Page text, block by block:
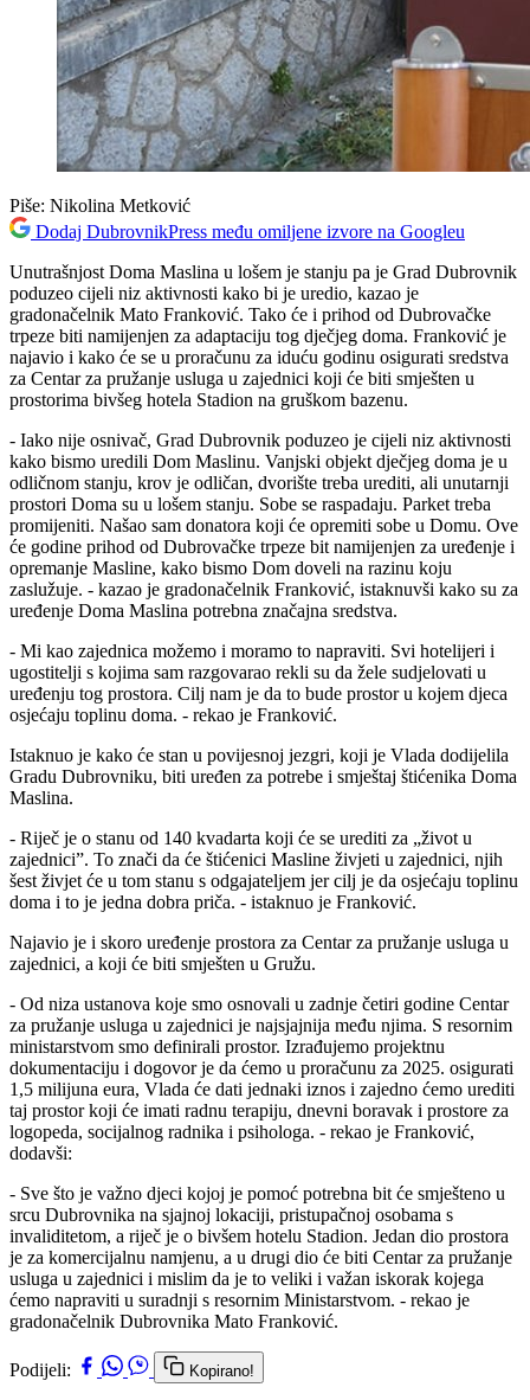
Piše: Nikolina Metković
Dodaj DubrovnikPress među omiljene izvore na Googleu
Unutrašnjost Doma Maslina u lošem je stanju pa je Grad Dubrovnik
poduzeo cijeli niz aktivnosti kako bi je uredio, kazao je
gradonačelnik Mato Franković. Tako će i prihod od Dubrovačke
trpeze biti namijenjen za adaptaciju tog dječjeg doma. Franković je
najavio i kako će se u proračunu za iduću godinu osigurati sredstva
za Centar za pružanje usluga u zajednici koji će biti smješten u
prostorima bivšeg hotela Stadion na gruškom bazenu.
- Iako nije osnivač, Grad Dubrovnik poduzeo je cijeli niz aktivnosti
kako bismo uredili Dom Maslinu. Vanjski objekt dječjeg doma je u
odličnom stanju, krov je odličan, dvorište treba urediti, ali unutarnji
prostori Doma su u lošem stanju. Sobe se raspadaju. Parket treba
promijeniti. Našao sam donatora koji će opremiti sobe u Domu. Ove
će godine prihod od Dubrovačke trpeze bit namijenjen za uređenje i
opremanje Masline, kako bismo Dom doveli na razinu koju
zaslužuje. - kazao je gradonačelnik Franković, istaknuvši kako su za
uređenje Doma Maslina potrebna značajna sredstva.
- Mi kao zajednica možemo i moramo to napraviti. Svi hotelijeri i
ugostitelji s kojima sam razgovarao rekli su da žele sudjelovati u
uređenju tog prostora. Cilj nam je da to bude prostor u kojem djeca
osjećaju toplinu doma. - rekao je Franković.
Istaknuo je kako će stan u povijesnoj jezgri, koji je Vlada dodijelila
Gradu Dubrovniku, biti uređen za potrebe i smještaj štićenika Doma
Maslina.
- Riječ je o stanu od 140 kvadarta koji će se urediti za „život u
zajednici”. To znači da će štićenici Masline živjeti u zajednici, njih
šest živjet će u tom stanu s odgajateljem jer cilj je da osjećaju toplinu
doma i to je jedna dobra priča. - istaknuo je Franković.
Najavio je i skoro uređenje prostora za Centar za pružanje usluga u
zajednici, a koji će biti smješten u Gružu.
- Od niza ustanova koje smo osnovali u zadnje četiri godine Centar
za pružanje usluga u zajednici je najsjajnija među njima. S resornim
ministarstvom smo definirali prostor. Izrađujemo projektnu
dokumentaciju i dogovor je da ćemo u proračunu za 2025. osigurati
1,5 milijuna eura, Vlada će dati jednaki iznos i zajedno ćemo urediti
taj prostor koji će imati radnu terapiju, dnevni boravak i prostore za
logopeda, socijalnog radnika i psihologa. - rekao je Franković,
dodavši:
- Sve što je važno djeci kojoj je pomoć potrebna bit će smješteno u
srcu Dubrovnika na sjajnoj lokaciji, pristupačnoj osobama s
invaliditetom, a riječ je o bivšem hotelu Stadion. Jedan dio prostora
je za komercijalnu namjenu, a u drugi dio će biti Centar za pružanje
usluga u zajednici i mislim da je to veliki i važan iskorak kojega
ćemo napraviti u suradnji s resornim Ministarstvom. - rekao je
gradonačelnik Dubrovnika Mato Franković.
Podijeli: Kopirano!